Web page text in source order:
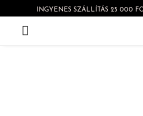
to
INGYENES SZÁLLÍTÁS 25 000